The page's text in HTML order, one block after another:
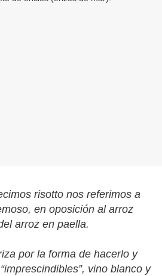
risotto nos referimos a
en oposición al arroz
arroz en paella.
por la forma de hacerlo y
vino blanco y